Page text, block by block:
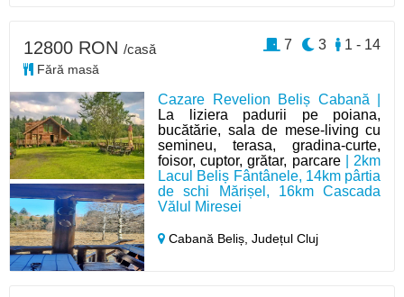
Cazare Revelion Beliș Cabană |
La liziera padurii pe poiana,
bucătărie, sala de mese-living cu
semineu, terasa, gradina-curte,
foisor, cuptor, grătar, parcare| 2km
Lacul Beliș Fântânele, 14km pârtia
de schi Mărișel, 16km Cascada
Vălul Miresei
Cabană Beliș,Județul Cluj
12800 RON /casă
Fără masă
1 - 14
3
7